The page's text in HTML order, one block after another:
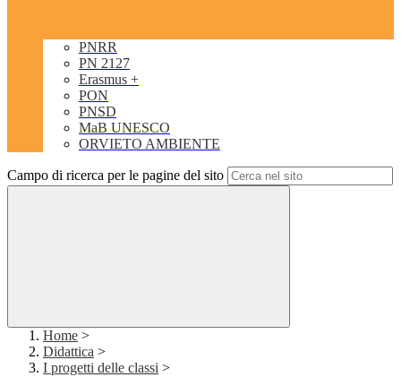
PNRR
PN 2127
Erasmus +
PON
PNSD
MaB UNESCO
ORVIETO AMBIENTE
Campo di ricerca per le pagine del sito
Home >
Didattica >
I progetti delle classi >